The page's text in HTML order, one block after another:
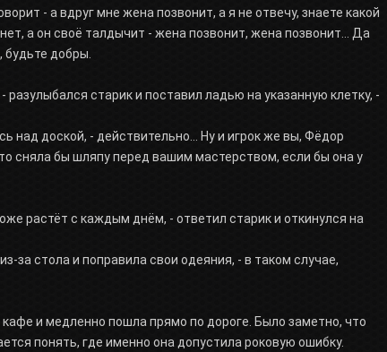
- а вдруг мне жена позвонит, а я не отвечу, знаете какой
а он своё талдычит - жена позвонит, жена позвонит... Да
добры.
старик и поставил ладью на указанную клетку, -
над доской, - действительно... Ну и игрок же вы, Фёдор
сняла бы шляпу перед вашим мастерством, если бы она у
растёт с каждым днём, - ответил старик и откинулся на
за стола и поправила свои одеяния, - в таком случае,
и медленно пошла прямо по дороге. Было заметно, что
понять, где именно она допустила роковую ошибку.